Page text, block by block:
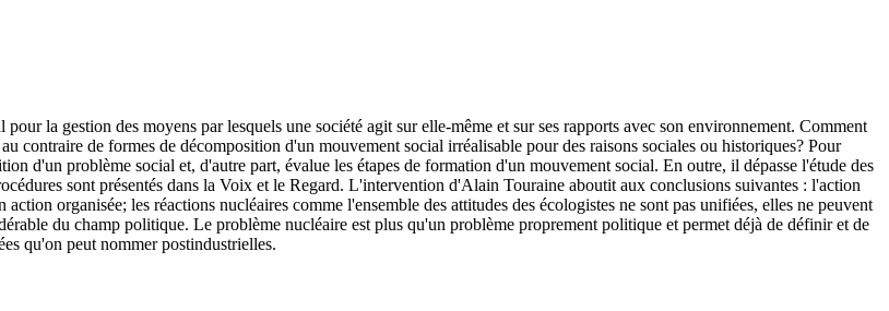
la gestion des moyens par lesquels une société agit sur elle-même et sur ses rapports avec son environnement. Comment
contraire de formes de décomposition d'un mouvement social irréalisable pour des raisons sociales ou historiques? Pour
d'un problème social et, d'autre part, évalue les étapes de formation d'un mouvement social. En outre, il dépasse l'étude des
sont présentés dans la Voix et le Regard. L'intervention d'Alain Touraine aboutit aux conclusions suivantes : l'action
organisée; les réactions nucléaires comme l'ensemble des attitudes des écologistes ne sont pas unifiées, elles ne peuvent
du champ politique. Le problème nucléaire est plus qu'un problème proprement politique et permet déjà de définir et de
qu'on peut nommer postindustrielles.